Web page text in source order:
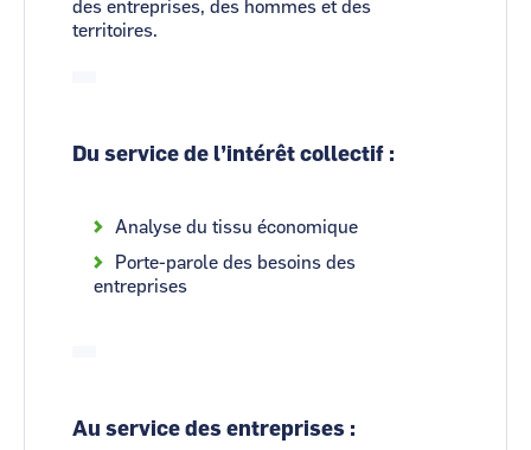
des entreprises, des hommes et des
territoires.
Du service de l’intérêt collectif :
Analyse du tissu économique
Porte-parole des besoins des
entreprises
Au service des entreprises :